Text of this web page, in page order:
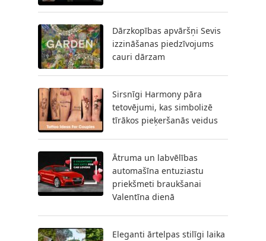
Dārzkopības apvāršņi Sevis
izzināšanas piedzīvojums
cauri dārzam
Sirsnīgi Harmony pāra
tetovējumi, kas simbolizē
tīrākos pieķeršanās veidus
Ātruma un labvēlības
automašīna entuziastu
priekšmeti braukšanai
Valentīna dienā
Eleganti ārtelpas stilīgi laika